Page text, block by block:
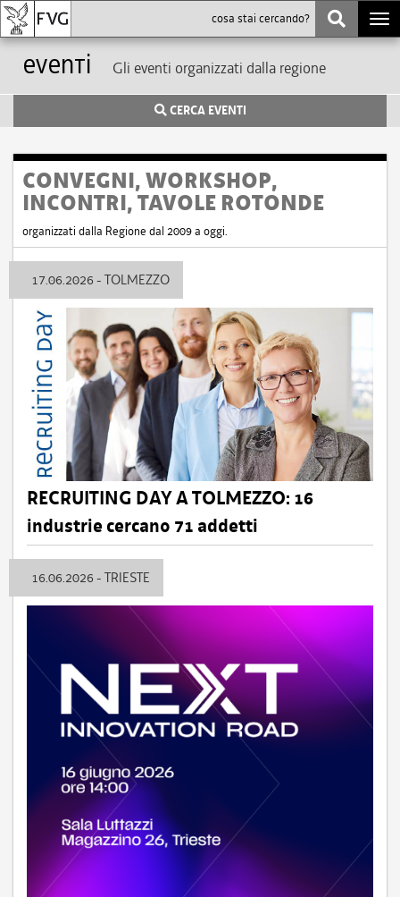
eventi Gli eventi organizzati dalla regione
CERCA EVENTI
CONVEGNI, WORKSHOP,
INCONTRI, TAVOLE ROTONDE
organizzati dalla Regione dal 2009 a oggi.
17.06.2026 - TOLMEZZO
RECRUITING DAY A TOLMEZZO: 16
industrie cercano 71 addetti
16.06.2026 - TRIESTE